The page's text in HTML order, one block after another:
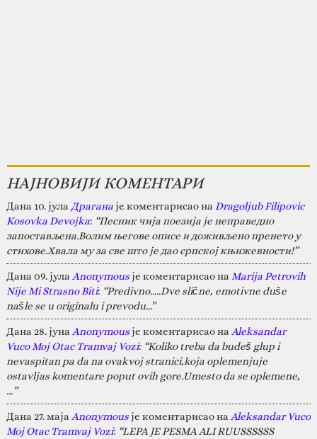
НАЈНОВИЈИ КОМЕНТАРИ
Дана 10. јула Драганаје коментарисао на Dragoljub Filipovic
Kosovka Devojka: “Песник чија поезија је неправедно
запостављена.Волим његове описе и доживљено пренето у
стихове.Хвала му за све што је дао српској књижевности!”
Дана 09. јула Anonymousје коментарисао на Marija Petrovih
Nije Mi Strasno Biti: “Predivno.....Dve slične, emotivne duše
našle se u originalu i prevodu...”
Дана 28. јуна Anonymousје коментарисао на Aleksandar
Vuco Moj Otac Tramvaj Vozi: “Koliko treba da budeš glup i
nevaspitan pa da na ovakvoj stranici,koja oplemenjuje
ostavljas komentare poput ovih gore.Umesto da se oplemene,
…”
Дана 27. маја Anonymousје коментарисао на Aleksandar Vuco
Moj Otac Tramvaj Vozi: “LEPA JE PESMA ALI RUUSSSSSS